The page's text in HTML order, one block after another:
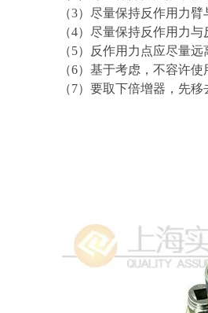
（3）尽量保持反作用力
（4）尽量保持反作用力
（5）反作用力点应尽量
（6）基于考虑，不容许
（7）要取下倍增器，先